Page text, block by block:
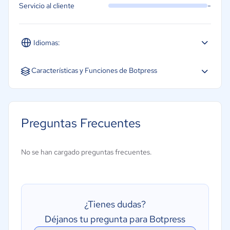
Idiomas:
Español Inglés Portugués
Servicio al cliente -
Características y Funciones de Botpress
Integración con sistemas empresariales
Soporte multimodal (texto, voz, imágenes)
Memoria y contexto persistente
Preguntas Frecuentes
No se han cargado preguntas frecuentes.
¿Tienes dudas?
Déjanos tu pregunta para Botpress